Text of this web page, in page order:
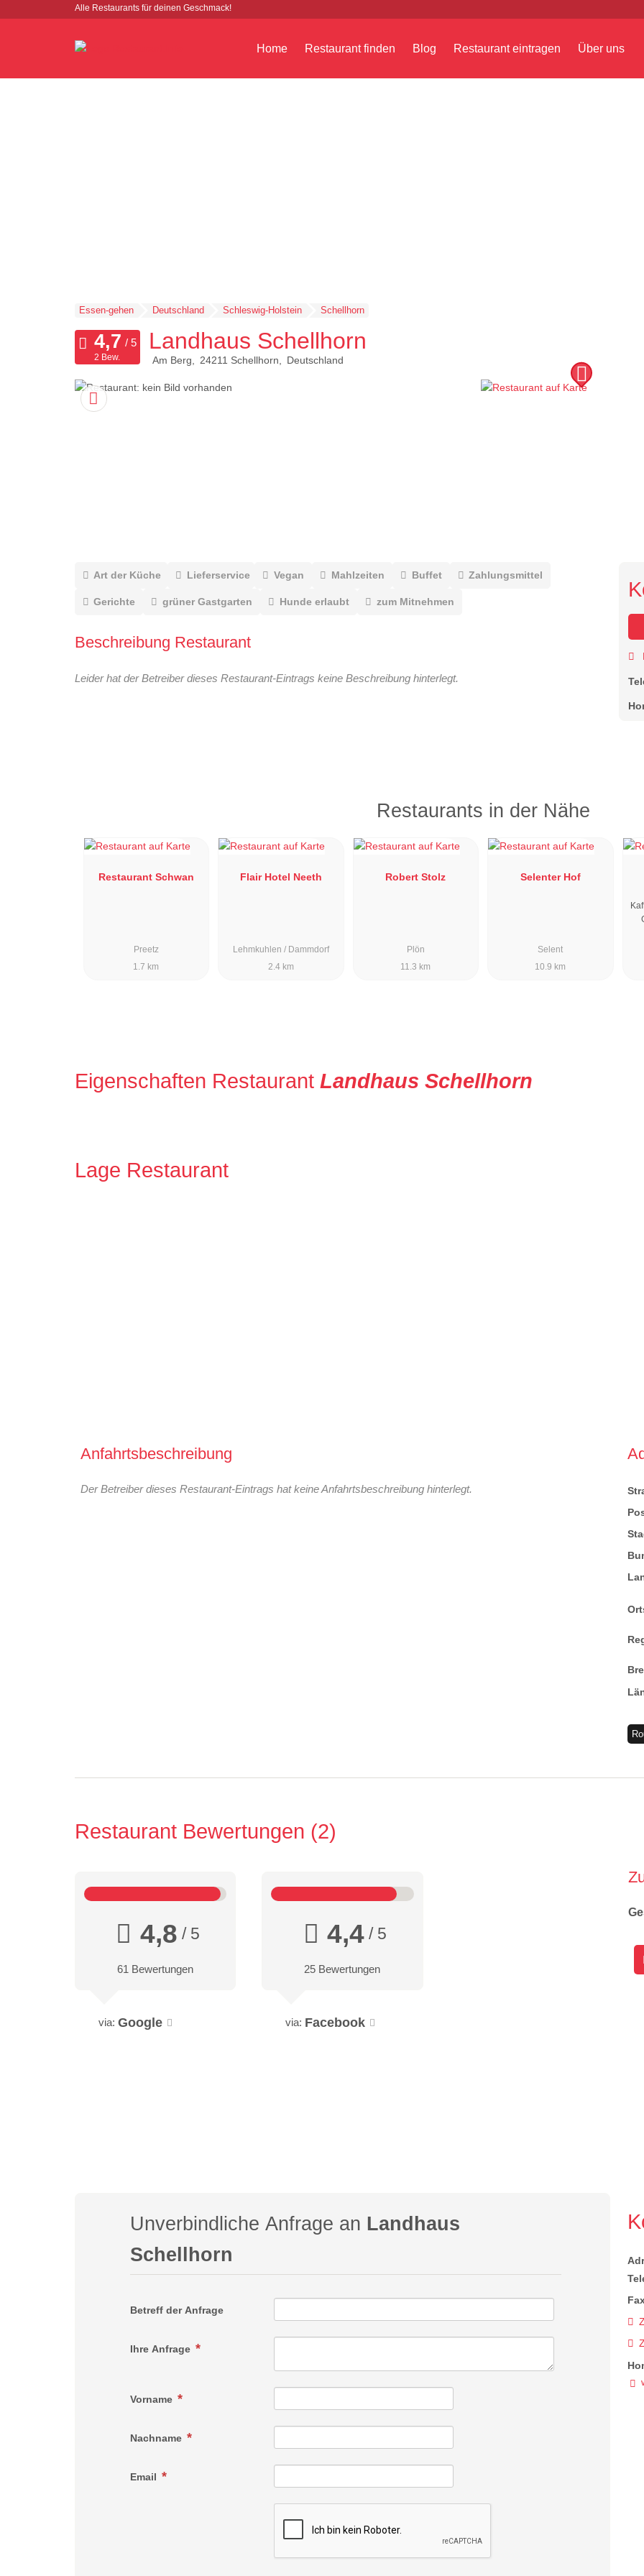
Alle Restaurants für deinen Geschmack!
Home Restaurant finden Blog Restaurant eintragen Über uns
Essen-gehen Deutschland Schleswig-Holstein Schellhorn
Landhaus Schellhorn
Am Berg 24211 Schellhorn Deutschland
2 Bew.
Art der Küche Lieferservice Vegan Mahlzeiten Buffet Zahlungsmittel
Gerichte grüner Gastgarten Hunde erlaubt zum Mitnehmen
Beschreibung Restaurant
Leider hat der Betreiber dieses Restaurant-Eintrags keine Beschreibung hinterlegt.
Restaurants in der Nähe
Restaurant Schwan
Preetz
1.7 km
Flair Hotel Neeth
Lehmkuhlen / Dammdorf
2.4 km
Robert Stolz
Plön
11.3 km
Selenter Hof
Selent
10.9 km
Eigenschaften Restaurant Landhaus Schellhorn
Lage Restaurant
Anfahrtsbeschreibung
Der Betreiber dieses Restaurant-Eintrags hat keine Anfahrtsbeschreibung hinterlegt.
Restaurant Bewertungen 2
4,8 / 5
61 Bewertungen
via: Google
4,4 / 5
25 Bewertungen
via: Facebook
Unverbindliche Anfrage an Landhaus
Schellhorn
Betreff der Anfrage
Ihre Anfrage
Vorname
Nachname
Email